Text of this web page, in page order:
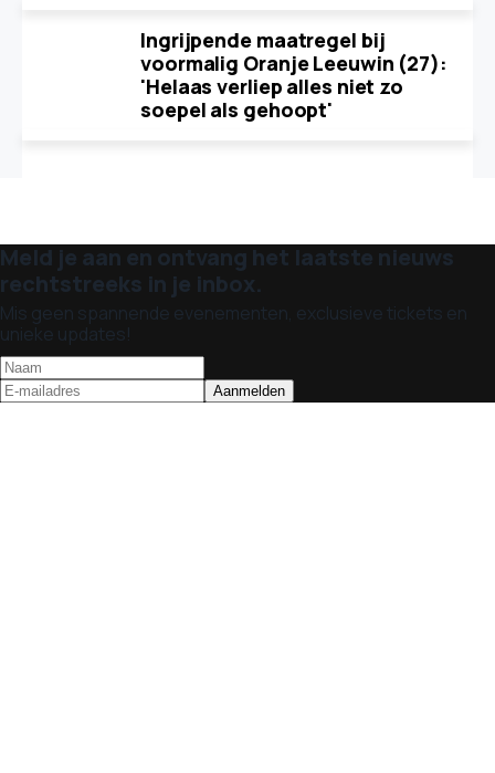
Ingrijpende maatregel bij
voormalig Oranje Leeuwin (27):
'Helaas verliep alles niet zo
soepel als gehoopt'
Meld je aan en ontvang het laatste nieuws
rechtstreeks in je inbox.
Mis geen spannende evenementen, exclusieve tickets en
unieke updates!